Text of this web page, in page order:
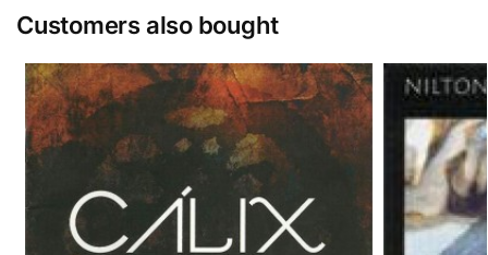
Customers also bought